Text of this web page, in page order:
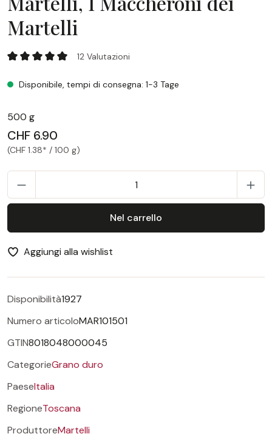
Martelli
Martelli, I Maccheroni dei Martelli
12 Valutazioni
Disponibile, tempi di consegna: 1-3 Tage
500 g
CHF 6.90
(CHF 1.38* / 100 g)
Nel carrello
Aggiungi alla wishlist
Disponibilità1927
Numero articoloMAR101501
GTIN8018048000045
CategorieGrano duro
PaeseItalia
RegioneToscana
ProduttoreMartelli